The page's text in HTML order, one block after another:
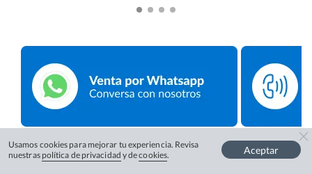
Usamos cookies para mejorar tu experiencia. Revisa
nuestras política de privacidad y decookies. Aceptar